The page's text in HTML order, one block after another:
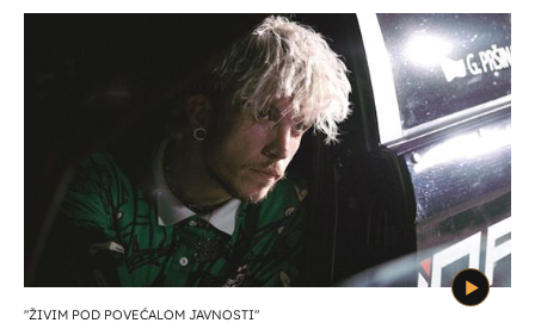
"ŽIVIM POD POVEĆALOM JAVNOSTI"